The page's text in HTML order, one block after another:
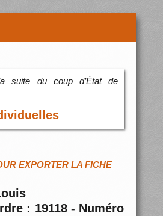
suite du coup d’État de
EXPORTER LA FICHE
: 19118 - Numéro